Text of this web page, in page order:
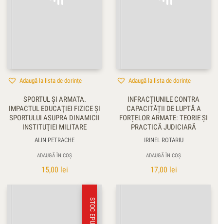
Adaugă la lista de dorințe
SPORTUL ŞI ARMATA.
IMPACTUL EDUCAŢIEI FIZICE ŞI
SPORTULUI ASUPRA DINAMICII
INSTITUŢIEI MILITARE
ALIN PETRACHE
ADAUGĂ ÎN COȘ
15,00 lei
Adaugă la lista de dorințe
INFRACȚIUNILE CONTRA
CAPACITĂȚII DE LUPTĂ A
FORȚELOR ARMATE: TEORIE ȘI
PRACTICĂ JUDICIARĂ
IRINEL ROTARIU
ADAUGĂ ÎN COȘ
17,00 lei